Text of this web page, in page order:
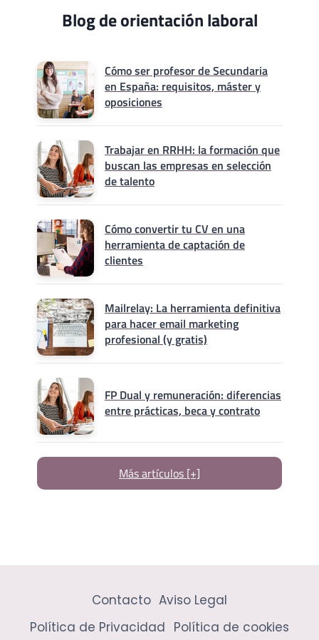
Blog de orientación laboral
Cómo ser profesor de Secundaria
en España: requisitos, máster y
oposiciones
Trabajar en RRHH: la formación que
buscan las empresas en selección
de talento
Cómo convertir tu CV en una
herramienta de captación de
clientes
Mailrelay: La herramienta definitiva
para hacer email marketing
profesional (y gratis)
FP Dual y remuneración: diferencias
entre prácticas, beca y contrato
Más artículos [+]
Contacto Aviso Legal
Política de Privacidad Política de cookies